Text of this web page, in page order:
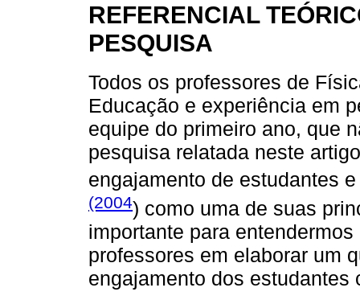
REFERENCIAL
PESQUISA
Todos os professores de
Educação e experiência em
equipe do primeiro ano, que
pesquisa relatada neste
engajamento de estudantes
(2004) como uma de suas
importante para
professores em elaborar um
engajamento dos estudantes